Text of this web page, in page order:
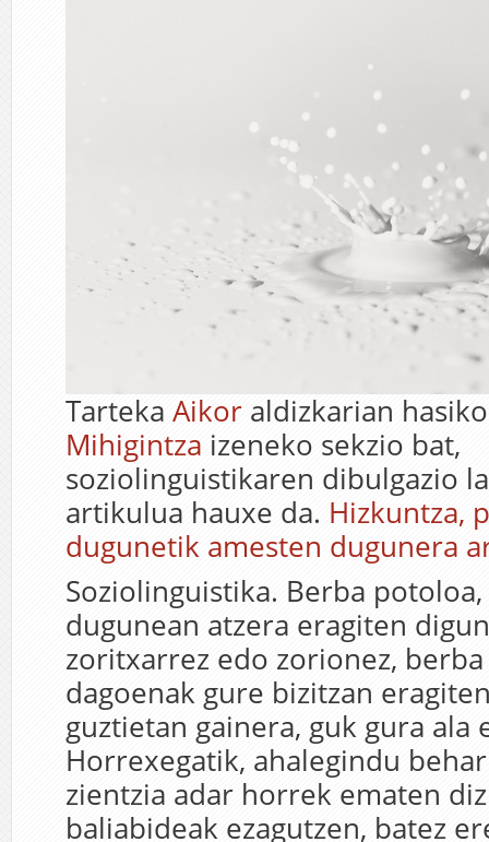
Tarteka Aikor aldizkarian
Mihigintza izeneko sekzio bat,
soziolinguistikaren dibulgazio
artikulua hauxe da. Hizkuntza,
dugunetik amesten dugunera
Soziolinguistika. Berba
dugunean atzera eragiten
zoritxarrez edo zorionez,
dagoenak gure bizitzan
guztietan gainera, guk gura ala
Horrexegatik, ahalegindu
zientzia adar horrek ematen
baliabideak ezagutzen, batez